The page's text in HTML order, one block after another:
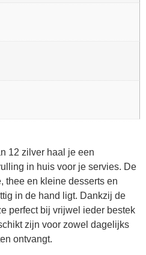
12 zilver haal je een
in huis voor je servies. De
thee en kleine desserts en
in de hand ligt. Dankzij de
perfect bij vrijwel ieder bestek
zijn voor zowel dagelijks
ontvangt.